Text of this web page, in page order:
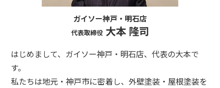
ガイソー神戸・明石店
代表取締役大本 隆司
はじめまして、ガイソー神戸・明石店、代表の大本で
す。
私たちは地元・神戸市に密着し、外壁塗装・屋根塗装を